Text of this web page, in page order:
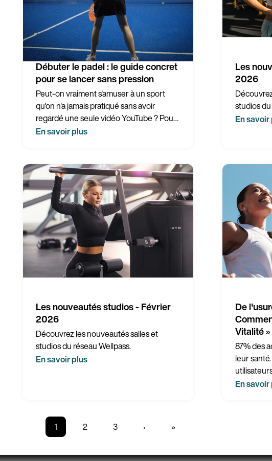
Débuter le padel : le guide concret
pour se lancer sans pression
Peut-on vraiment s'amuser à un sport
qu'on n'a jamais pratiqué sans avoir
regardé une seule vidéo YouTube ? Pour
le padel, la réponse est oui. Et c'est
Ce guide vous explique comment
débuter le padel en Belgique : quel
matériel acheter, les règles de base, où
jouer au padel près de chez vous, et
pourquoi tout le monde accroche aussi
vite.
En savoir plus
Les
2026
studios
En
Les nouveautés studios - Février
2026
Découvrez les nouveautés salles et
studios du réseau Wellpass.
En savoir plus
De
Vitalité
87% des
leur
au "Buffer
En
Page
courante
1 Page
2 Page
3
Page
›
Dernière
»